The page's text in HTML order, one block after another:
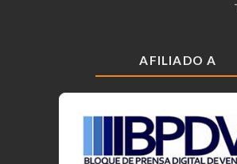
AFILIADO A